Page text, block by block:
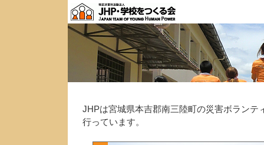
JHPは宮城県本吉郡南三陸町の災害ボラン
行っています。